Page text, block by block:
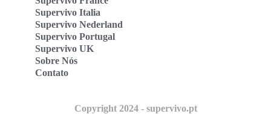
Supervivo Italia
Supervivo Nederland
Supervivo Portugal
Supervivo UK
Sobre Nós
Contato
Copyright 2024 - supervivo.pt